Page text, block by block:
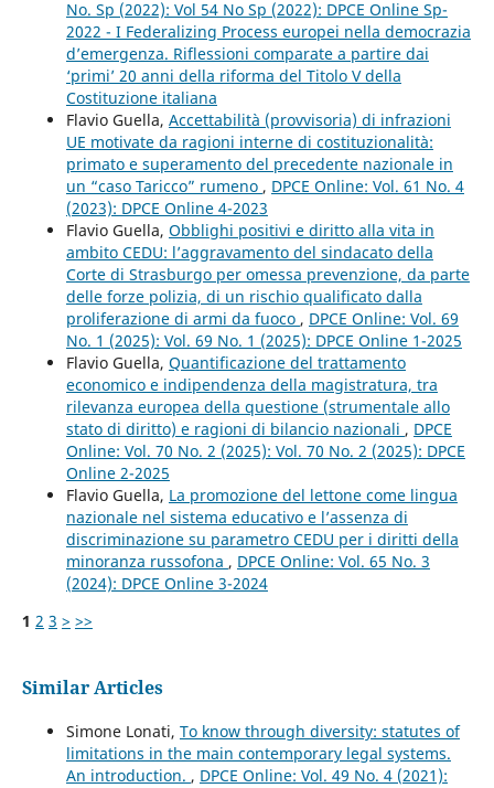
No. Sp (2022): Vol 54 No Sp (2022): DPCE Online Sp-
2022 - I Federalizing Process europei nella democrazia
d’emergenza. Riflessioni comparate a partire dai
‘primi’ 20 anni della riforma del Titolo V della
Costituzione italiana
Flavio Guella, Accettabilità (provvisoria) di infrazioni
UE motivate da ragioni interne di costituzionalità:
primato e superamento del precedente nazionale in
un “caso Taricco” rumeno , DPCE Online: Vol. 61 No. 4
(2023): DPCE Online 4-2023
Flavio Guella, Obblighi positivi e diritto alla vita in
ambito CEDU: l’aggravamento del sindacato della
Corte di Strasburgo per omessa prevenzione, da parte
delle forze polizia, di un rischio qualificato dalla
proliferazione di armi da fuoco , DPCE Online: Vol. 69
No. 1 (2025): Vol. 69 No. 1 (2025): DPCE Online 1-2025
Flavio Guella, Quantificazione del trattamento
economico e indipendenza della magistratura, tra
rilevanza europea della questione (strumentale allo
stato di diritto) e ragioni di bilancio nazionali , DPCE
Online: Vol. 70 No. 2 (2025): Vol. 70 No. 2 (2025): DPCE
Online 2-2025
Flavio Guella, La promozione del lettone come lingua
nazionale nel sistema educativo e l’assenza di
discriminazione su parametro CEDU per i diritti della
minoranza russofona , DPCE Online: Vol. 65 No. 3
(2024): DPCE Online 3-2024
1 2 3 > >>
Similar Articles
Simone Lonati, To know through diversity: statutes of
limitations in the main contemporary legal systems.
An introduction. , DPCE Online: Vol. 49 No. 4 (2021):